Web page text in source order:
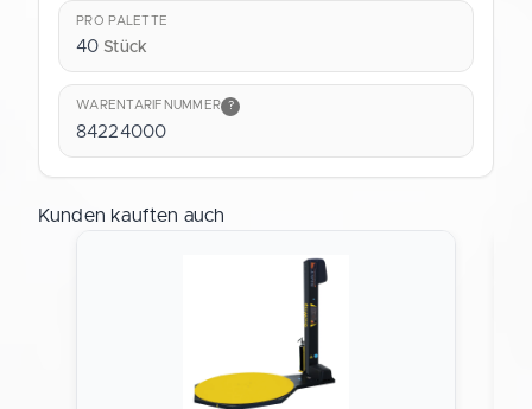
PRO PALETTE
40 Stück
WARENTARIFNUMMER ?
84224000
Kunden kauften auch